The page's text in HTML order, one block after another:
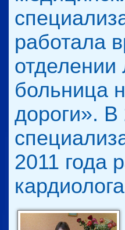
работала
больница
дороги».
2011 года